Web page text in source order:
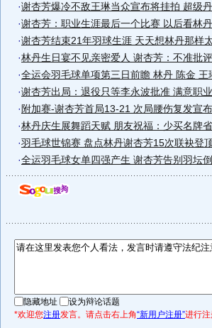
·谢杏芳爆冷不敌王琳当众宣布将挂拍 超级
·谢杏芳：职业生涯最后一个比赛 以后看林
·谢杏芳结束21年羽球生涯 天天想林丹那样
·林丹生日宴不见亲密爱人 谢杏芳：不准批
·全运会羽毛球单项第三日前瞻 林丹 陈金 王
·谢杏芳出局：退役只等李永波批准 满意职
· 附加赛-谢杏芳首局13-21 次局腰伤复发宣
·林丹庆生展舞蹈天赋 朋友祝福：少买名牌
·羽毛球世锦赛 盘点林丹谢杏芳15次联袂登
·全运羽毛球女单四强产生 谢杏芳告别羽坛
隐藏地址
设为辩论话题
*欢迎您注册发言。请点击右上角“新用户注册”进行注